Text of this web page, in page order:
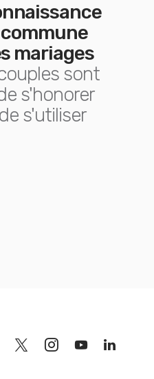
mariages
sont
s'honorer
s'utiliser